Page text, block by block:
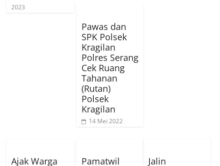
2023
Pawas dan
SPK Polsek
Kragilan
Polres Serang
Cek Ruang
Tahanan
(Rutan)
Polsek
Kragilan
14 Mei 2022
Ajak Warga
Pamatwil
Jalin